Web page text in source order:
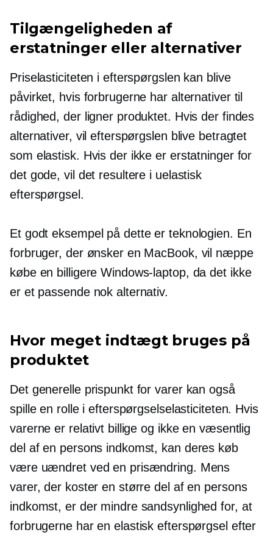
Tilgængeligheden af ​​
erstatninger eller alternativer
Priselasticiteten i efterspørgslen kan blive
påvirket, hvis forbrugerne har alternativer til
rådighed, der ligner produktet. Hvis der findes
alternativer, vil efterspørgslen blive betragtet
som elastisk. Hvis der ikke er erstatninger for
det gode, vil det resultere i uelastisk
efterspørgsel.
Et godt eksempel på dette er teknologien. En
forbruger, der ønsker en MacBook, vil næppe
købe en billigere Windows-laptop, da det ikke
er et passende nok alternativ.
Hvor meget indtægt bruges på
produktet
Det generelle prispunkt for varer kan også
spille en rolle i efterspørgselselasticiteten. Hvis
varerne er relativt billige og ikke en væsentlig
del af en persons indkomst, kan deres køb
være uændret ved en prisændring. Mens
varer, der koster en større del af en persons
indkomst, er der mindre sandsynlighed for, at
forbrugerne har en elastisk efterspørgsel efter